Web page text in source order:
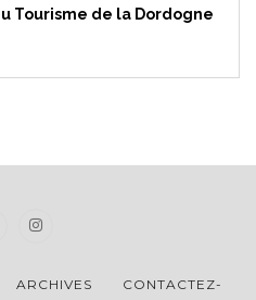
Tourisme de la Dordogne
ARCHIVES CONTACTEZ-